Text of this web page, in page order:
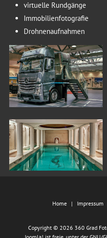
virtuelle Rundgänge
Immobilienfotografie
Drohnenaufnahmen
Home Impressum
Copyright © 2026 360 Grad